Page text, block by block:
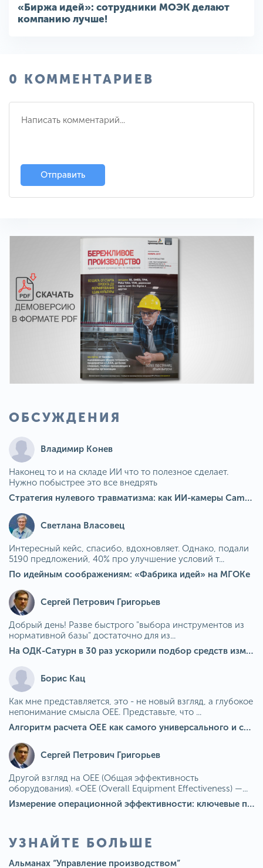
«Биржа идей»: сотрудники МОЭК делают
компанию лучше!
0 КОММЕНТАРИЕВ
Отправить
ОБСУЖДЕНИЯ
Владимир Конев
Наконец то и на складе ИИ что то полезное сделает.
Нужно побыстрее это все внедрять
Стратегия нулевого травматизма: как ИИ-камеры Camkord снижают риск наезда на пешехода при работе на погрузчике
Светлана Власовец
Интересный кейс, спасибо, вдохновляет. Однако, подали
5190 предложений, 40% про улучшение условий т...
По идейным соображениям: «Фабрика идей» на МГОКе
Сергей Петрович Григорьев
Добрый день! Разве быстрого "выбора инструментов из
нормативной базы" достаточно для из...
На ОДК-Сатурн в 30 раз ускорили подбор средств измерения для контроля качества продукции
Борис Кац
Как мне представляется, это - не новый взгляд, а глубокое
непонимание смысла OEE. Представьте, что ...
Алгоритм расчета ОЕЕ как самого универсального и современного показателя эффективности оборудования в мире
Сергей Петрович Григорьев
Другой взгляд на OEE (Общая эффективность
оборудования). «OEE (Overall Equipment Effectiveness) —...
Измерение операционной эффективности: ключевые показатели для непрерывного совершенствования
УЗНАЙТЕ БОЛЬШЕ
Альманах “Управление производством”